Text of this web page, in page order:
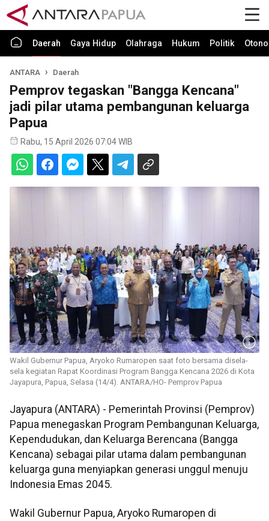
Daerah Gaya Hidup Olahraga Hukum Politik
ANTARA Daerah
Pemprov tegaskan "Bangga Kencana"
jadi pilar utama pembangunan keluarga
Papua
Rabu, 15 April 2026 07:04 WIB
Wakil Gubernur Papua, Aryoko Rumaropen saat foto bersama disela-
sela kegiatan Rapat Koordinasi Program Bangga Kencana 2026 di Kota
Jayapura, Papua, Selasa (14/4). ANTARA/HO- Pemprov Papua
Jayapura (ANTARA) - Pemerintah Provinsi (Pemprov)
Papua menegaskan Program Pembangunan Keluarga,
Kependudukan, dan Keluarga Berencana (Bangga
Kencana) sebagai pilar utama dalam pembangunan
keluarga guna menyiapkan generasi unggul menuju
Indonesia Emas 2045.
Wakil Gubernur Papua, Aryoko Rumaropen di